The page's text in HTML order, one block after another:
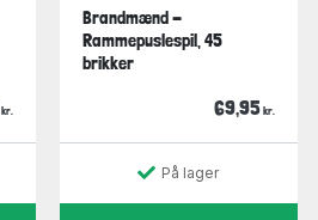
kr.
Brandmænd -
Rammepuslespil, 45
brikker
69,95 kr.
På lager